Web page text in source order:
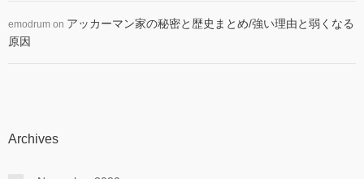
emodrum on アッカーマン家の秘密と歴史まとめ/強い理由と弱くなる
原因
Archives